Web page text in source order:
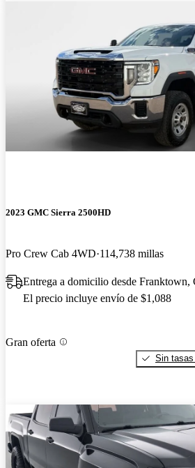
2023 GMC Sierra 2500HD
Pro Crew Cab 4WD 114,738 millas
Entrega a domicilio desde Franktown,
El precio incluye envío de $1,088
Gran oferta
Sin